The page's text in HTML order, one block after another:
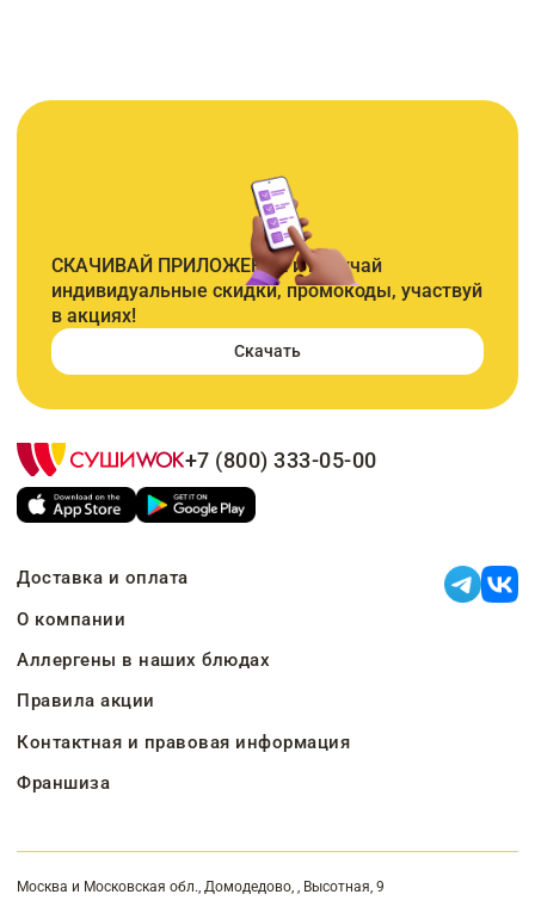
СКАЧИВАЙ ПРИЛОЖЕНИЕ и получай
индивидуальные скидки, промокоды, участвуй
в акциях!
Скачать
+7 (800) 333-05-00
Доставка и оплата
О компании
Аллергены в наших блюдах
Правила акции
Контактная и правовая информация
Франшиза
Москва и Московская обл., Домодедово, , Высотная, 9